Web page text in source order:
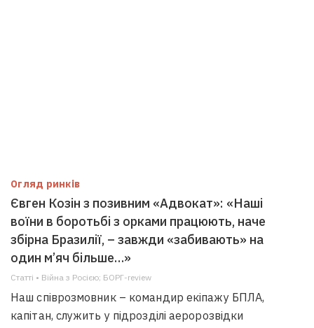
Огляд ринків
Євген Козін з позивним «Адвокат»: «Наші
воїни в боротьбі з орками працюють, наче
збірна Бразилії, – завжди «забивають» на
один м’яч більше…»
Статті • Війна з Росією; БОРГ-review
Наш співрозмовник – командир екіпажу БПЛА,
капітан, служить у підрозділі аеророзвідки